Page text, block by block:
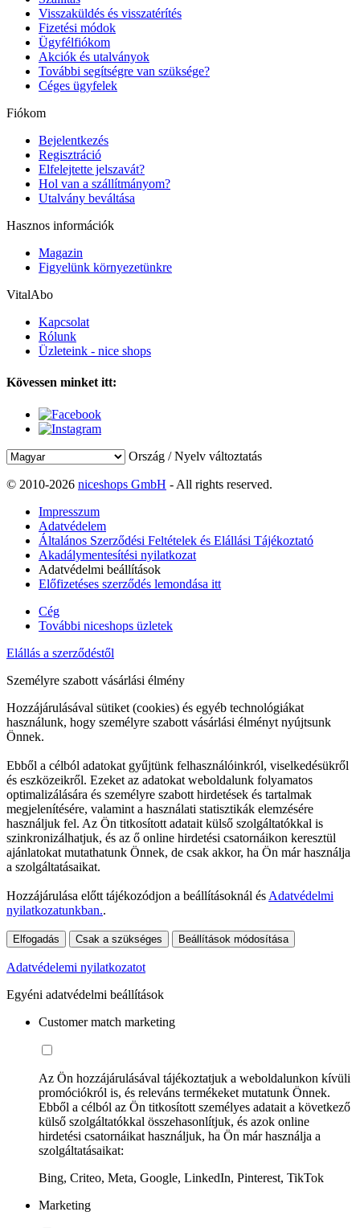
Visszaküldés és visszatérítés
Fizetési módok
Ügyfélfiókom
Akciók és utalványok
További segítségre van szüksége?
Céges ügyfelek
Fiókom
Bejelentkezés
Regisztráció
Elfelejtette jelszavát?
Hol van a szállítmányom?
Utalvány beváltása
Hasznos információk
Magazin
Figyelünk környezetünkre
VitalAbo
Kapcsolat
Rólunk
Üzleteink - nice shops
Kövessen minket itt:
Ország / Nyelv változtatás
© 2010-2026 niceshops GmbH - All rights reserved.
Impresszum
Adatvédelem
Általános Szerződési Feltételek és Elállási Tájékoztató
Akadálymentesítési nyilatkozat
Adatvédelmi beállítások
Előfizetéses szerződés lemondása itt
Cég
További niceshops üzletek
Elállás a szerződéstől
Személyre szabott vásárlási élmény
Hozzájárulásával sütiket (cookies) és egyéb technológiákat
használunk, hogy személyre szabott vásárlási élményt nyújtsunk
Önnek.
Ebből a célból adatokat gyűjtünk felhasználóinkról, viselkedésükről
és eszközeikről. Ezeket az adatokat weboldalunk folyamatos
optimalizálására és személyre szabott hirdetések és tartalmak
megjelenítésére, valamint a használati statisztikák elemzésére
használjuk fel. Az Ön titkosított adatait külső szolgáltatókkal is
szinkronizálhatjuk, és az ő online hirdetési csatornáikon keresztül
ajánlatokat mutathatunk Önnek, de csak akkor, ha Ön már használja
a szolgáltatásaikat.
Hozzájárulása előtt tájékozódjon a beállításoknál és Adatvédelmi
nyilatkozatunkban..
Elfogadás Csak a szükséges Beállítások módosítása
Adatvédelemi nyilatkozatot
Egyéni adatvédelmi beállítások
Customer match marketing
Az Ön hozzájárulásával tájékoztatjuk a weboldalunkon kívüli
promóciókról is, és releváns termékeket mutatunk Önnek.
Ebből a célból az Ön titkosított személyes adatait a következő
külső szolgáltatókkal összehasonlítjuk, és azok online
hirdetési csatornáikat használjuk, ha Ön már használja a
szolgáltatásaikat:
Bing, Criteo, Meta, Google, LinkedIn, Pinterest, TikTok
Marketing